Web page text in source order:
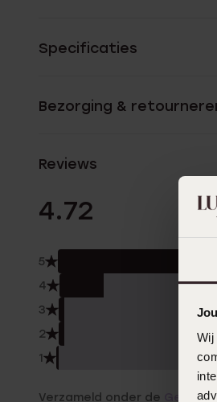
Wij
Specificaties
Bezorging &
Reviews
4.72
5
4
3
2
1
Verzameld onder de